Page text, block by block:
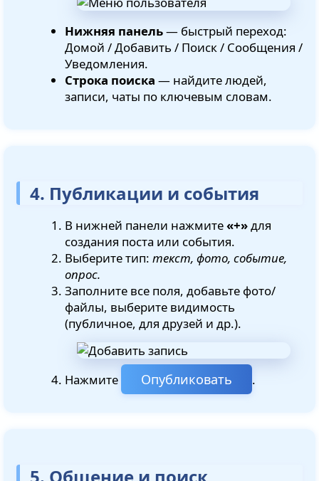
Нижняя панель— быстрый переход:
Домой / Добавить / Поиск / Сообщения /
Уведомления.
Строка поиска — найдите людей,
записи, чаты по ключевым словам.
4. Публикации и события
В нижней панели нажмите«+»для
создания поста или события.
Выберите тип: текст, фото, событие,
опрос.
Заполните все поля, добавьте фото/
файлы, выберите видимость
(публичное, для друзей и др.).
Нажмите Опубликовать .
5. Общение и поиск